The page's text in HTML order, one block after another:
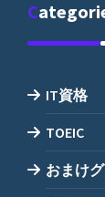
IT資格
TOEIC
おまけ